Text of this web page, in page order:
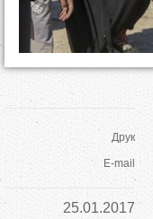
Друк
E-mail
25.01.2017